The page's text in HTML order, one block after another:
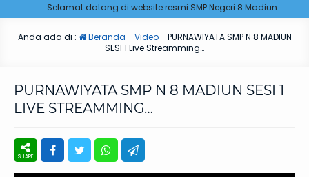
Selamat datang di website resmi SMP Negeri 8 Madiun
Anda ada di : Beranda - Video- PURNAWIYATA SMP N 8 MADIUN
SESI 1 Live Streamming…
PURNAWIYATA SMP N 8 MADIUN SESI 1
LIVE STREAMMING…